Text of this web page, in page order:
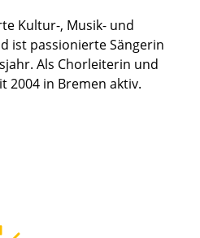
Kultur-, Musik- und
ist passionierte Sängerin
Als Chorleiterin und
2004 in Bremen aktiv.